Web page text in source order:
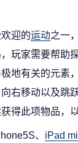
迎的运动之一
玩家需要帮助
地有关的元素
右移动以及跳
得此项物品，
、 iPad